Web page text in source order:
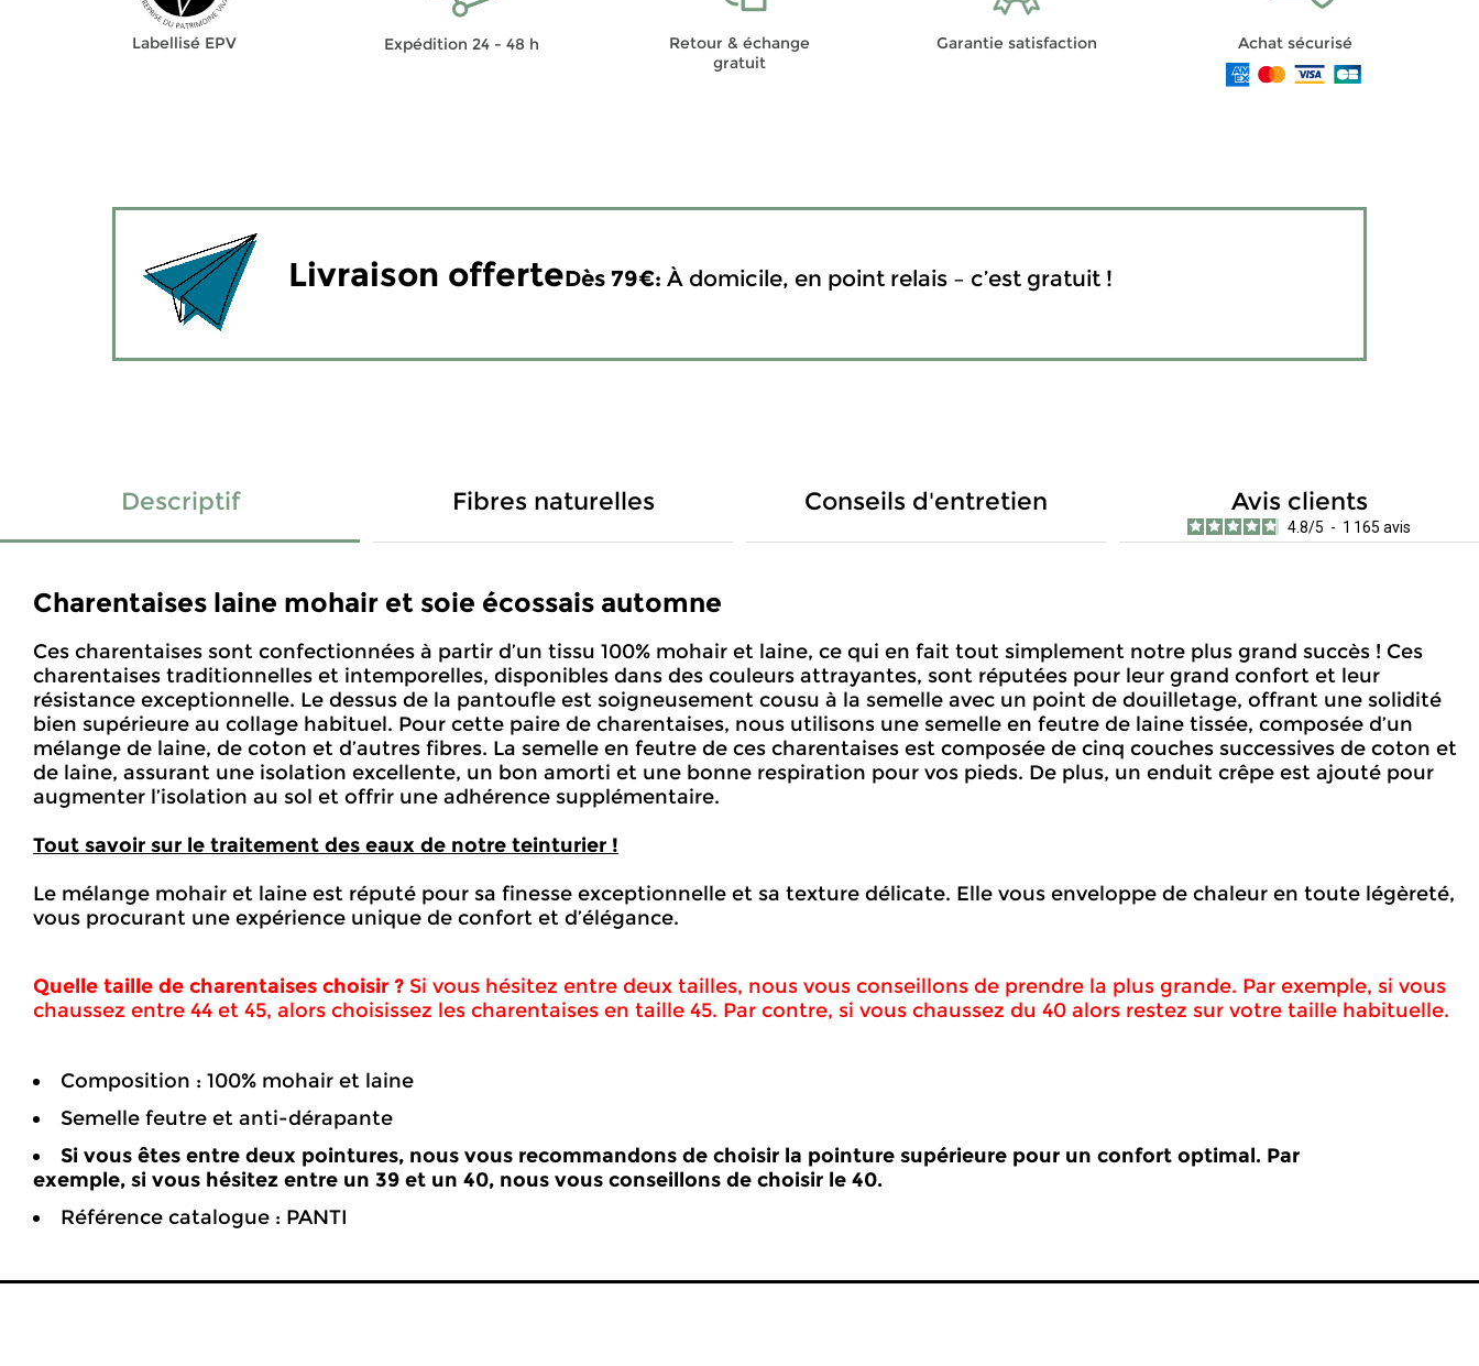
Labellisé EPV Expédition 24 - 48 h
Retour & échange
gratuit
Garantie satisfaction Achat sécurisé
Livraison offerteDès 79€: À domicile, en point relais – c’est gratuit !
Descriptif
Charentaises laine mohair et soie écossais automne
Ces charentaises sont confectionnées à partir d’un tissu 100% mohair et laine, ce qui en fait tout simplement notre plus grand succès ! Ces
charentaises traditionnelles et intemporelles, disponibles dans des couleurs attrayantes, sont réputées pour leur grand confort et leur
résistance exceptionnelle. Le dessus de la pantoufle est soigneusement cousu à la semelle avec un point de douilletage, offrant une solidité
bien supérieure au collage habituel. Pour cette paire de charentaises, nous utilisons une semelle en feutre de laine tissée, composée d’un
mélange de laine, de coton et d’autres fibres. La semelle en feutre de ces charentaises est composée de cinq couches successives de coton et
de laine, assurant une isolation excellente, un bon amorti et une bonne respiration pour vos pieds. De plus, un enduit crêpe est ajouté pour
augmenter l’isolation au sol et offrir une adhérence supplémentaire.
Tout savoir sur le traitement des eaux de notre teinturier !
Le mélange mohair et laine est réputé pour sa finesse exceptionnelle et sa texture délicate. Elle vous enveloppe de chaleur en toute légèreté,
vous procurant une expérience unique de confort et d’élégance.
Quelle taille de charentaises choisir ? Si vous hésitez entre deux tailles, nous vous conseillons de prendre la plus grande. Par exemple, si vous
chaussez entre 44 et 45, alors choisissez les charentaises en taille 45. Par contre, si vous chaussez du 40 alors restez sur votre taille habituelle.
Composition : 100% mohair et laine
Semelle feutre et anti-dérapante
Si vous êtes entre deux pointures, nous vous recommandons de choisir la pointure supérieure pour un confort optimal. Par
exemple, si vous hésitez entre un 39 et un 40, nous vous conseillons de choisir le 40.
Référence catalogue : PANTI
Fibres naturelles Conseils d'entretien Avis clients
4.8/5 - 1 165 avis